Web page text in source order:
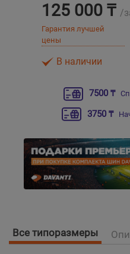
125 000 ₸ /
Гарантия лучшей
цены
В наличии
7500 ₸
3750 ₸
Все типоразмеры
Шымкент
Экибастуз
Бишкек